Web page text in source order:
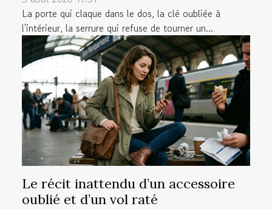
La porte qui claque dans le dos, la clé oubliée à
l'intérieur, la serrure qui refuse de tourner un...
Le récit inattendu d’un accessoire
oublié et d’un vol raté